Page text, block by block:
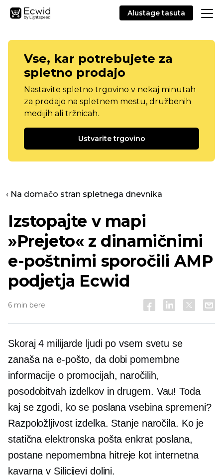
Alustage tasuta
Vse, kar potrebujete za
spletno prodajo
Nastavite spletno trgovino v nekaj minutah
za prodajo na spletnem mestu, družbenih
medijih ali tržnicah.
Ustvarite trgovino
‹ Na domačo stran spletnega dnevnika
Izstopajte v mapi
»Prejeto« z dinamičnimi
e-poštnimi sporočili AMP
podjetja Ecwid
6 min bere
Skoraj 4 milijarde ljudi po vsem svetu se
zanaša na e-pošto, da dobi pomembne
informacije o promocijah, naročilih,
posodobitvah izdelkov in drugem. Vau! Toda
kaj se zgodi, ko se poslana vsebina spremeni?
Razpoložljivost izdelka. Stanje naročila. Ko je
statična elektronska pošta enkrat poslana,
postane nepomembna hitreje kot internetna
kavarna v Silicijevi dolini.